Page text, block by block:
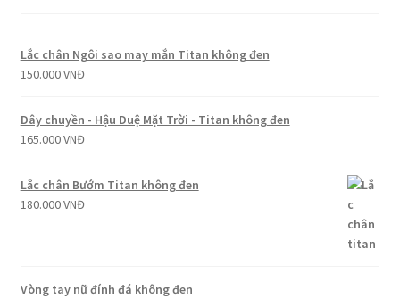
Lắc chân Ngôi sao may mắn Titan không đen
150.000VNĐ
Dây chuyền - Hậu Duệ Mặt Trời - Titan không đen
165.000VNĐ
Lắc chân Bướm Titan không đen
180.000VNĐ
Vòng tay nữ đính đá không đen